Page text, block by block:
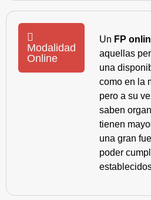
Modalidad
Online
Un FP
aquellas
una
como en la
pero a su
saben
tienen
una gran
poder